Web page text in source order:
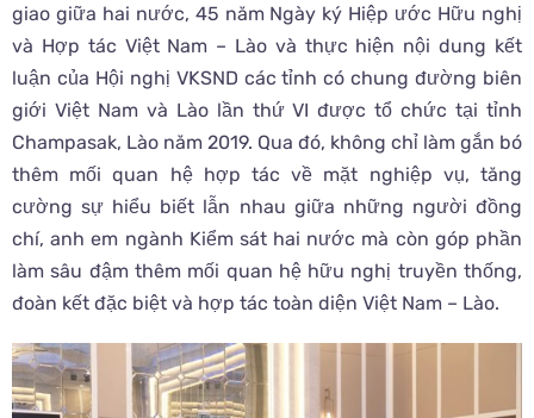
giao giữa hai nước, 45 năm Ngày ký Hiệp ước Hữu nghị
và Hợp tác Việt Nam – Lào và thực hiện nội dung kết
luận của Hội nghị VKSND các tỉnh có chung đường biên
giới Việt Nam và Lào lần thứ VI được tổ chức tại tỉnh
Champasak, Lào năm 2019. Qua đó, không chỉ làm gắn bó
thêm mối quan hệ hợp tác về mặt nghiệp vụ, tăng
cường sự hiểu biết lẫn nhau giữa những người đồng
chí, anh em ngành Kiểm sát hai nước mà còn góp phần
làm sâu đậm thêm mối quan hệ hữu nghị truyền thống,
đoàn kết đặc biệt và hợp tác toàn diện Việt Nam – Lào.